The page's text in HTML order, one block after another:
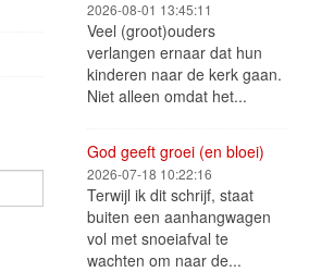
2026-08-01 13:45:11
Veel (groot)ouders
verlangen ernaar dat hun
kinderen naar de kerk gaan.
Niet alleen omdat het...
God geeft groei (en bloei)
2026-07-18 10:22:16
Terwijl ik dit schrijf, staat
buiten een aanhangwagen
vol met snoeiafval te
wachten om naar de...